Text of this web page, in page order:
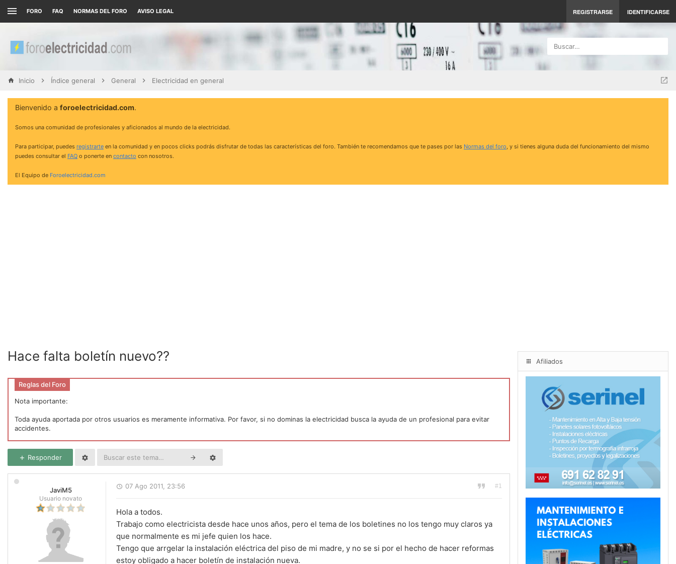
FORO FAQ NORMAS DEL FORO AVISO LEGAL REGISTRARSE IDENTIFICARSE
Buscar…
Inicio Índice general General Electricidad en general
Bienvenido a foroelectricidad.com.
Somos una comunidad de profesionales y aficionados al mundo de la electricidad.
Para participar, puedes registrarte en la comunidad y en pocos clicks podrás disfrutar de todas las características del foro. También te recomendamos que te pases por las Normas del foro, y si tienes alguna duda del funcionamiento del mismo
puedes consultar el FAQ o ponerte en contacto con nosotros.
El Equipo de Foroelectricidad.com
Hace falta boletín nuevo??
Reglas del Foro
Nota importante:
Toda ayuda aportada por otros usuarios es meramente informativa. Por favor, si no dominas la electricidad busca la ayuda de un profesional para evitar
accidentes.
Responder
JaviM5
Usuario novato
#1
07 Ago 2011, 23:56
Hola a todos.
Trabajo como electricista desde hace unos años, pero el tema de los boletines no los tengo muy claros ya
que normalmente es mi jefe quien los hace.
Tengo que arrgelar la instalación eléctrica del piso de mi madre, y no se si por el hecho de hacer reformas
estoy obligado a hacer boletín de instalación nueva.
Afiliados